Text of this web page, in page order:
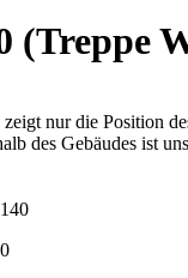
(Treppe
nur die Position
des Gebäudes ist